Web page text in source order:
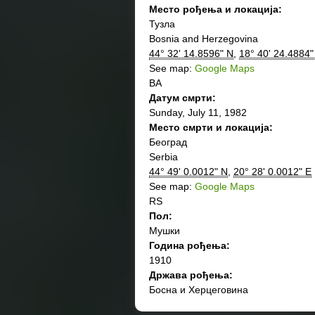
Место рођења и локација:
Тузла
Bosnia and Herzegovina
44° 32' 14.8596" N
18° 40'
See map: Google Maps
BA
Датум смрти:
Sunday, July 11, 1982
Место смрти и локација:
Београд
Serbia
44° 49' 0.0012" N
20° 28' 0.0012" E
See map: Google Maps
RS
Пол:
Мушки
Година рођења:
1910
Држава рођења:
Босна и Херцеговина